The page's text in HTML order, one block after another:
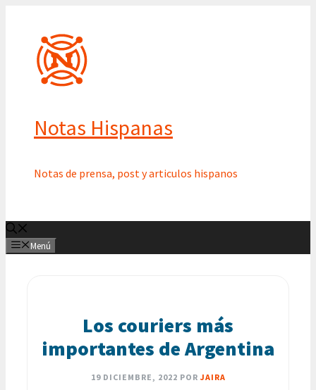
contenido
Notas Hispanas
Notas de prensa, post y articulos hispanos
Menú
Los couriers más
importantes de Argentina
19 DICIEMBRE, 2022 POR JAIRA